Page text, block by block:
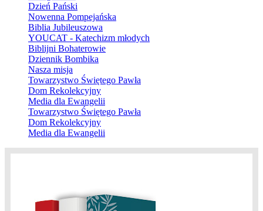
Dzień Pański
Nowenna Pompejańska
Biblia Jubileuszowa
YOUCAT - Katechizm młodych
Biblijni Bohaterowie
Dziennik Bombika
Nasza misja
Towarzystwo Świętego Pawła
Dom Rekolekcyjny
Media dla Ewangelii
Towarzystwo Świętego Pawła
Dom Rekolekcyjny
Media dla Ewangelii